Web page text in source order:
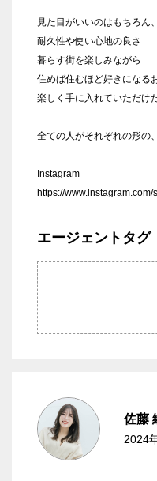
見た目がいいのはもちろん、
耐久性や使い心地の良さ
暮らす街を楽しみながら
住めば住むほど好きになる
楽しく手に入れていただけ
全ての人がそれぞれの形の
Instagram
https://www.instagram.com/
エージェントタグ
佐藤
2024